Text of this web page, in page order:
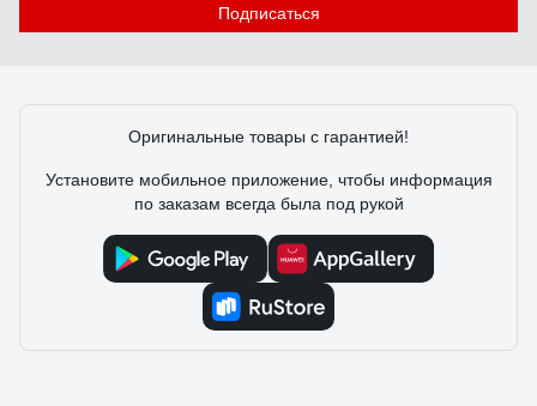
Подписаться
Оригинальные товары с гарантией!
Установите мобильное приложение, чтобы информация
по заказам всегда была под рукой